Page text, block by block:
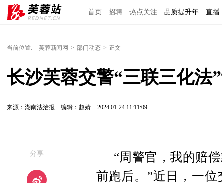
首页 招聘 热点关注 品质提升年 直播
当前位置: 芙蓉新闻网 > 部门动态 > 正文
长沙芙蓉交警“三联三化法
来源：湖南法治报 编辑：赵婧 2024-01-24 11:11:09
—分享—
“周警官，我的赔
前跑后。”近日，一